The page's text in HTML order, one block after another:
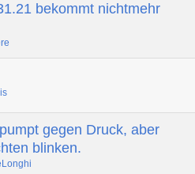
bekommt nichtmehr
gegen Druck, aber
blinken.